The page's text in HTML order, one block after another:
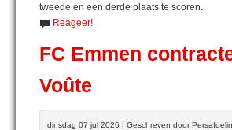
tweede en een derde plaats te scoren.
Reageer!
FC Emmen
Voûte
dinsdag 07 jul 2026 | Geschreven door